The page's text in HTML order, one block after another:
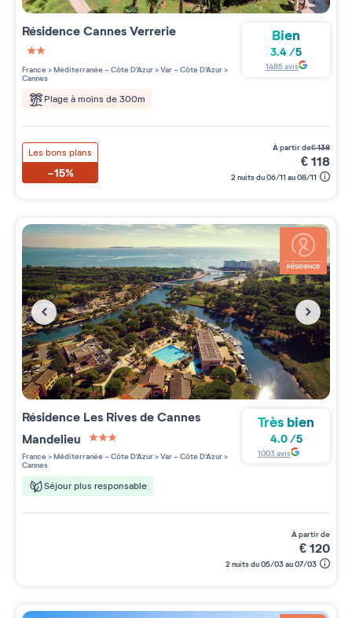
RésidenceCannes Verrerie
2 étoiles sur 5
France>Méditerranée - Côte D'Azur>Var - Côte D'Azur>
Cannes
Plage à moins de 300m
Bien
3.4/5
1485avis
Les bons plans
-15%
à partir de€138
€118
2 nuits du 06/11 au 08/11
Résidence Les Rives de Cannes
Mandelieu
3 étoiles sur 5
France>Méditerranée - Côte D'Azur>Var - Côte D'Azur>
Cannes
Séjour plus responsable
Très bien
4.0/5
1003avis
à partir de
€120
2 nuits du 05/03 au 07/03